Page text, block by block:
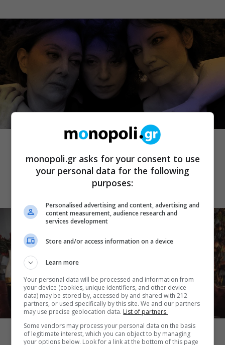
ΘΕΑΤΡΙΚΑ ΝΕΑ
Artist Unknown – Η Ήβη ήταν εδώ: Η
συγκλονιστική ιστορία της ζωγράφου
Ήβης Στάγκαλη στο Δημοτικό Θέατρο
Πειραιά
ΘΕΑΤΡΟ
Ο Θαυματοποιός: Το έργο του
monopoli.gr asks for your consent to use
your personal data for the following
purposes:
Personalised advertising and content, advertising and
content measurement, audience research and
services development
Store and/or access information on a device
Learn more
Your personal data will be processed and information from
your device (cookies, unique identifiers, and other device
data) may be stored by, accessed by and shared with 212
partners, or used specifically by this site. We and our partners
may use precise geolocation data. List of partners.
Some vendors may process your personal data on the basis
of legitimate interest, which you can object to by managing
your options below. Look for a link at the bottom of this page